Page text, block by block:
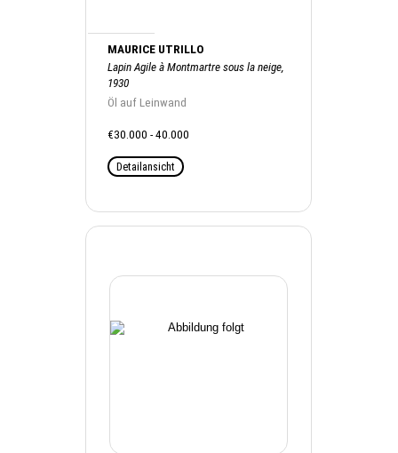
MAURICE UTRILLO
Lapin Agile à Montmartre sous la neige,
1930
Öl auf Leinwand
€30.000 - 40.000
Detailansicht